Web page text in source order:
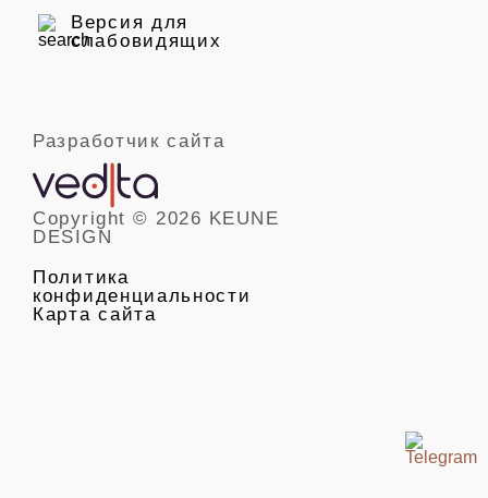
Версия для
слабовидящих
Разработчик сайта
Copyright © 2026 KEUNE
DESIGN
Политика
конфиденциальности
Карта сайта